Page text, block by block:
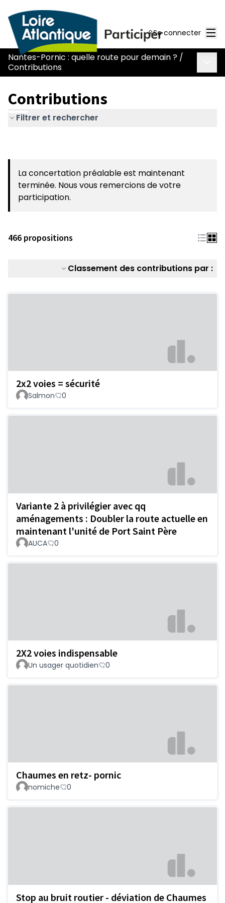
Se connecter
Nantes-Pornic : quelle route pour demain ? /
Contributions
Contributions
Filtrer et rechercher
La concertation préalable est maintenant
terminée. Nous vous remercions de votre
participation.
466 propositions
Classement des contributions par :
2x2 voies = sécurité
Salmon 0
Variante 2 à privilégier avec qq
aménagements : Doubler la route actuelle en
maintenant l'unité de Port Saint Père
AUCA 0
2X2 voies indispensable
Un usager quotidien 0
Chaumes en retz- pornic
nomiche 0
Stop au bruit routier - déviation de Chaumes